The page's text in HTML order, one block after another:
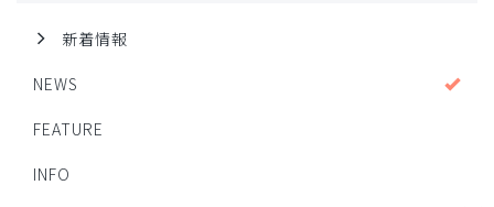
新着情報
NEWS
FEATURE
INFO